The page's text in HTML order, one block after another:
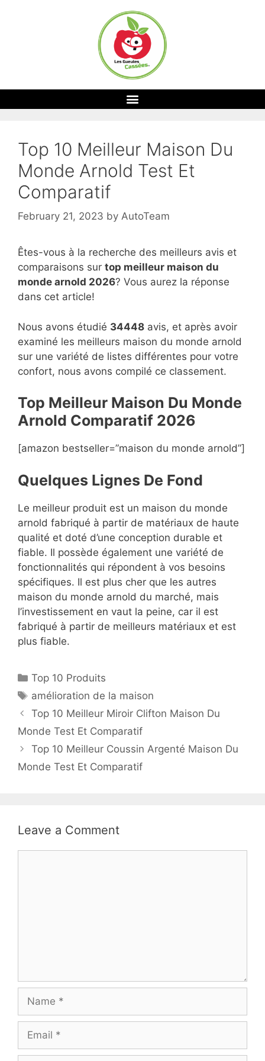
Top 10 Meilleur Maison Du
Monde Arnold Test Et
Comparatif
February 21, 2023 by AutoTeam
Êtes-vous à la recherche des meilleurs avis et
comparaisons sur top meilleur maison du
monde arnold 2026? Vous aurez la réponse
dans cet article!
Nous avons étudié 34448 avis, et après avoir
examiné les meilleurs maison du monde arnold
sur une variété de listes différentes pour votre
confort, nous avons compilé ce classement.
Top Meilleur Maison Du Monde
Arnold Comparatif 2026
[amazon bestseller=”maison du monde arnold”]
Quelques Lignes De Fond
Le meilleur produit est un maison du monde
arnold fabriqué à partir de matériaux de haute
qualité et doté d’une conception durable et
fiable. Il possède également une variété de
fonctionnalités qui répondent à vos besoins
spécifiques. Il est plus cher que les autres
maison du monde arnold du marché, mais
l’investissement en vaut la peine, car il est
fabriqué à partir de meilleurs matériaux et est
plus fiable.
Top 10 Produits
amélioration de la maison
Top 10 Meilleur Miroir Clifton Maison Du
Monde Test Et Comparatif
Top 10 Meilleur Coussin Argenté Maison Du
Monde Test Et Comparatif
Leave a Comment